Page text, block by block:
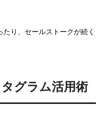
り、セールストークが続く
グラム活用術